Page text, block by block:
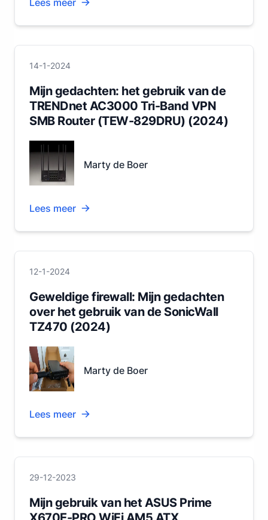
Lees meer
14-1-2024
Mijn gedachten: het gebruik van de
TRENDnet AC3000 Tri-Band VPN
SMB Router (TEW-829DRU) (2024)
Marty de Boer
Lees meer
12-1-2024
Geweldige firewall: Mijn gedachten
over het gebruik van de SonicWall
TZ470 (2024)
Marty de Boer
Lees meer
29-12-2023
Mijn gebruik van het ASUS Prime